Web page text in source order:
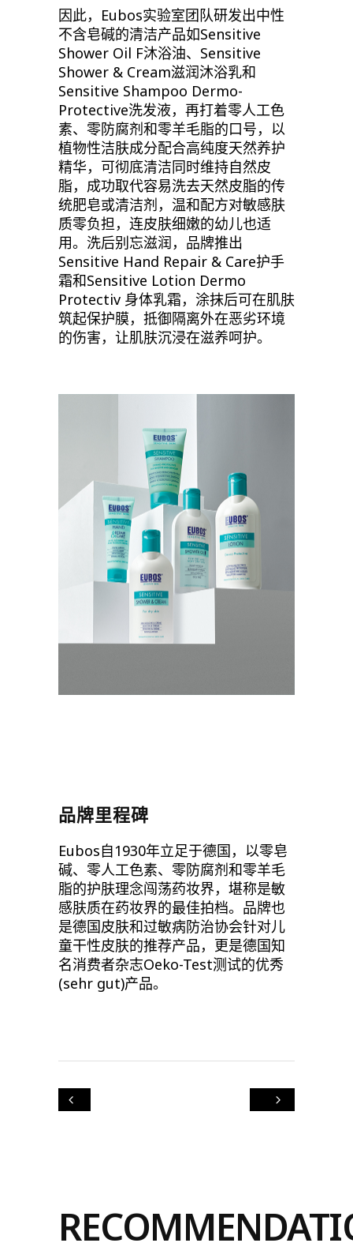
因此， Eubos实验室团队研发出中性
不含皂碱的清洁产品如Sensitive
Shower Oil F沐浴油、 Sensitive
Shower & Cream滋润沐浴乳和
Sensitive Shampoo Dermo-
Protective洗发液，再打着零人工色
素、零防腐剂和零羊毛脂的口号，以
植物性洁肤成分配合高纯度天然养护
精华，可彻底清洁同时维持自然皮
脂，成功取代容易洗去天然皮脂的传
统肥皂或清洁剂，温和配方对敏感肤
质零负担，连皮肤细嫩的幼儿也适
用。洗后别忘滋润，品牌推出
Sensitive Hand Repair & Care护手
霜和Sensitive Lotion Dermo
Protectiv 身体乳霜，涂抹后可在肌肤
筑起保护膜，抵御隔离外在恶劣环境
的伤害，让肌肤沉浸在滋养呵护。
品牌里程碑
Eubos自1930年立足于德国，以零皂
碱、零人工色素、零防腐剂和零羊毛
脂的护肤理念闯荡药妆界，堪称是敏
感肤质在药妆界的最佳拍档。品牌也
是德国皮肤和过敏病防治协会针对儿
童干性皮肤的推荐产品，更是德国知
名消费者杂志Oeko-Test测试的优秀
(sehr gut)产品。